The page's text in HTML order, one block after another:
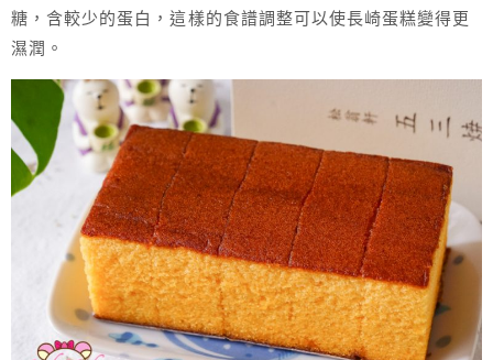
糖，含較少的蛋白，這樣的食譜調整可以使長崎蛋糕變得更
濕潤。